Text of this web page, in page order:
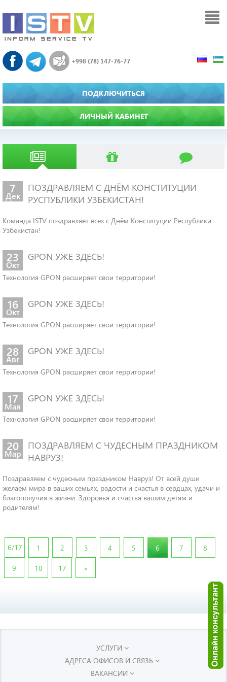
+998 (78) 147-76-77
ПОДКЛЮЧИТЬСЯ
ЛИЧНЫЙ КАБИНЕТ
7
Дек
ПОЗДРАВЛЯЕМ С ДНЁМ КОНСТИТУЦИИ
РУСПУБЛИКИ УЗБЕКИСТАН!
Команда ISTV поздравляет всех с Днём Конституции Республики
Узбекистан!
23
Окт
GPON УЖЕ ЗДЕСЬ!
Технология GPON расширяет свои территории!
16
Окт
GPON УЖЕ ЗДЕСЬ!
Технология GPON расширяет свои территории!
28
Авг
GPON УЖЕ ЗДЕСЬ!
Технология GPON расширяет свои территории!
17
Мая
GPON УЖЕ ЗДЕСЬ!
Технология GPON расширяет свои территории!
20
Мар
ПОЗДРАВЛЯЕМ С ЧУДЕСНЫМ ПРАЗДНИКОМ
НАВРУЗ!
Поздравляем с чудесным праздником Навруз! От всей души
желаем мира в ваших семьях, радости и счастья в сердцах, удачи и
благополучия в жизни. Здоровья и счастья вашим детям и
родителям!
6/17 1 2 3 4 5 6 7 8
9 10 17 »Next
УСЛУГИ
АДРЕСА ОФИСОВ И СВЯЗЬ
ВАКАНСИИ